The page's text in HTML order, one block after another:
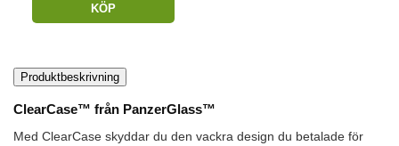
KÖP
Produktbeskrivning
ClearCase™ från PanzerGlass™
Med ClearCase skyddar du den vackra design du betalade för